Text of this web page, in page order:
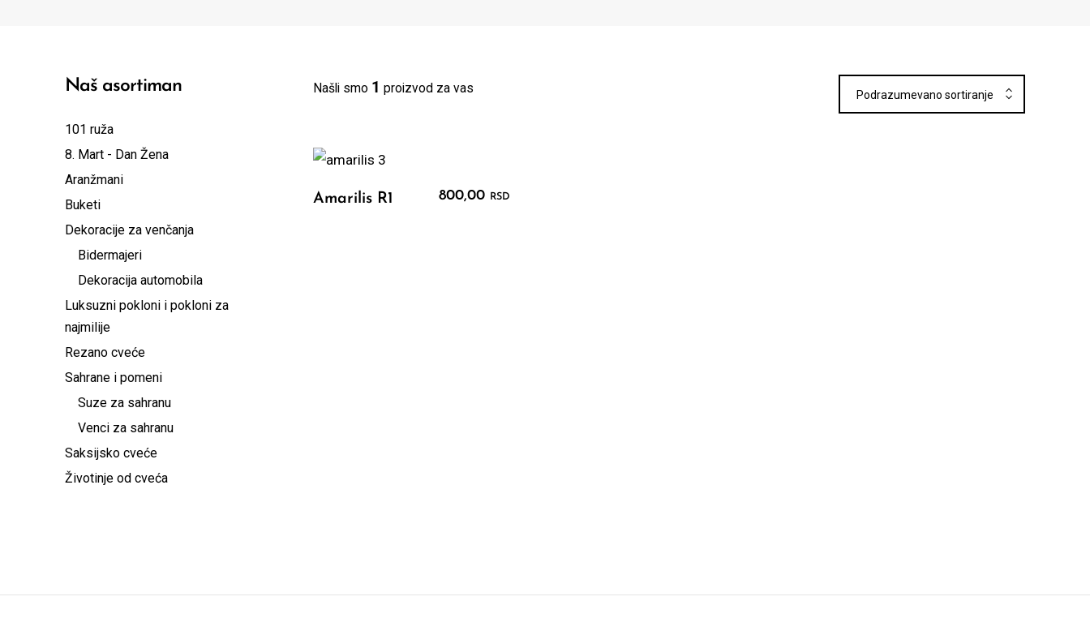
Naš asortiman
101 ruža
8. Mart - Dan Žena
Aranžmani
Buketi
Dekoracije za venčanja
Bidermajeri
Dekoracija automobila
Luksuzni pokloni i pokloni za
najmilije
Rezano cveće
Sahrane i pomeni
Suze za sahranu
Venci za sahranu
Saksijsko cveće
Životinje od cveća
Našli smo 1 proizvod za vas Podrazumevano sortiranje
Amarilis R1 800,00 RSD